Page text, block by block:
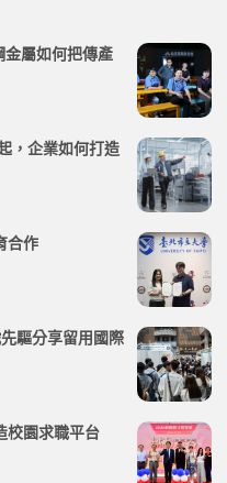
金屬如何把傳產
，企業如何打造
合作
驅分享留用國際
園求職平台